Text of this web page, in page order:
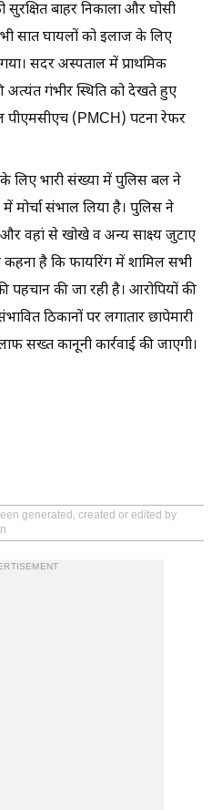
बाहर निकाला और घोसी
सात घायलों को इलाज के लिए
सदर अस्पताल में प्राथमिक
अत्यंत गंभीर स्थिति को देखते हुए
पीएमसीएच (PMCH) पटना रेफर
लिए भारी संख्या में पुलिस बल ने
संभाल लिया है। पुलिस ने
वहां से खोखे व अन्य साक्ष्य जुटाए
कहना है कि फायरिंग में शामिल सभी
पहचान की जा रही है। आरोपियों की
ठिकानों पर लगातार छापेमारी
सख्त कानूनी कार्रवाई की जाएगी।
generated, created or edited by